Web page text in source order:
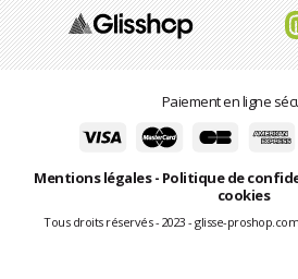
Paiement en ligne
Mentions légales- Politique de
cookies
Tous droits réservés - 2023 - glisse-